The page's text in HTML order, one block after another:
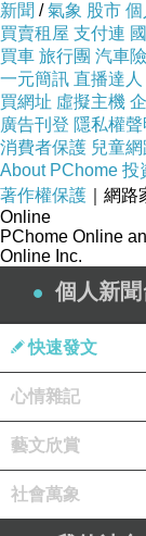
４／４ 活動計畫
２０２４年 震撼
４／２３ 活動計
２０２３年 星河
０９／０８ 活動
２０２４年 夢境
２０２４年 異國
０５／１３ 活動
２０２３年 夢幻雲
新聞 /氣象 股市 個
買賣租屋 支付連
買車 旅行團 汽車
一元簡訊 直播達人
買網址 虛擬主機
廣告刊登 隱私權聲
消費者保護 兒童
About PChome 投
著作權保護 ｜網
Online
PChome Online
Online Inc.
個人新聞
快速發文
心情雜記
藝文欣賞
社會萬象